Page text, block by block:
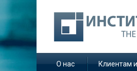
О нас Клиентам